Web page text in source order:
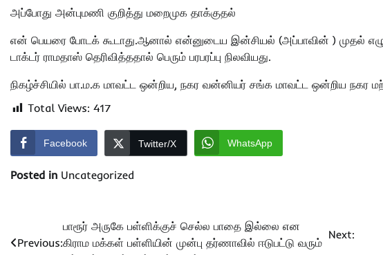
அப்போது அன்புமணி குறித்து மறைமுக தாக்குதல்
என் பெயரை போடக் கூடாது.ஆனால் என்னுடைய இன்சியல் (அப்பாவின் ) முதல்
டாக்டர் ராமதாஸ் தெரிவித்ததால் பெரும் பரபரப்பு நிலவியது.
நிகழ்ச்சியில் பா.ம.க மாவட்ட ஒன்றிய, நகர வன்னியர் சங்க மாவட்ட ஒன்றிய
Total Views: 417
Facebook Twitter/X WhatsApp
Posted in Uncategorized
Previous:
பாரூர் அருகே பள்ளிக்குச் செல்ல பாதை இல்லை என
கிராம மக்கள் பள்ளியின் முன்பு தர்ணாவில் ஈடுபட்டு வரும்
Next: